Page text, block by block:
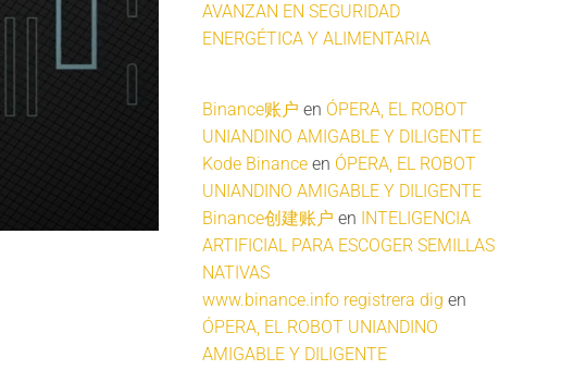
AVANZAN EN SEGURIDAD
ENERGÉTICA Y ALIMENTARIA
Binance账户 en ÓPERA, EL ROBOT
UNIANDINO AMIGABLE Y DILIGENTE
Kode Binance en ÓPERA, EL ROBOT
UNIANDINO AMIGABLE Y DILIGENTE
Binance创建账户 en INTELIGENCIA
ARTIFICIAL PARA ESCOGER SEMILLAS
NATIVAS
www.binance.info registrera dig en
ÓPERA, EL ROBOT UNIANDINO
AMIGABLE Y DILIGENTE